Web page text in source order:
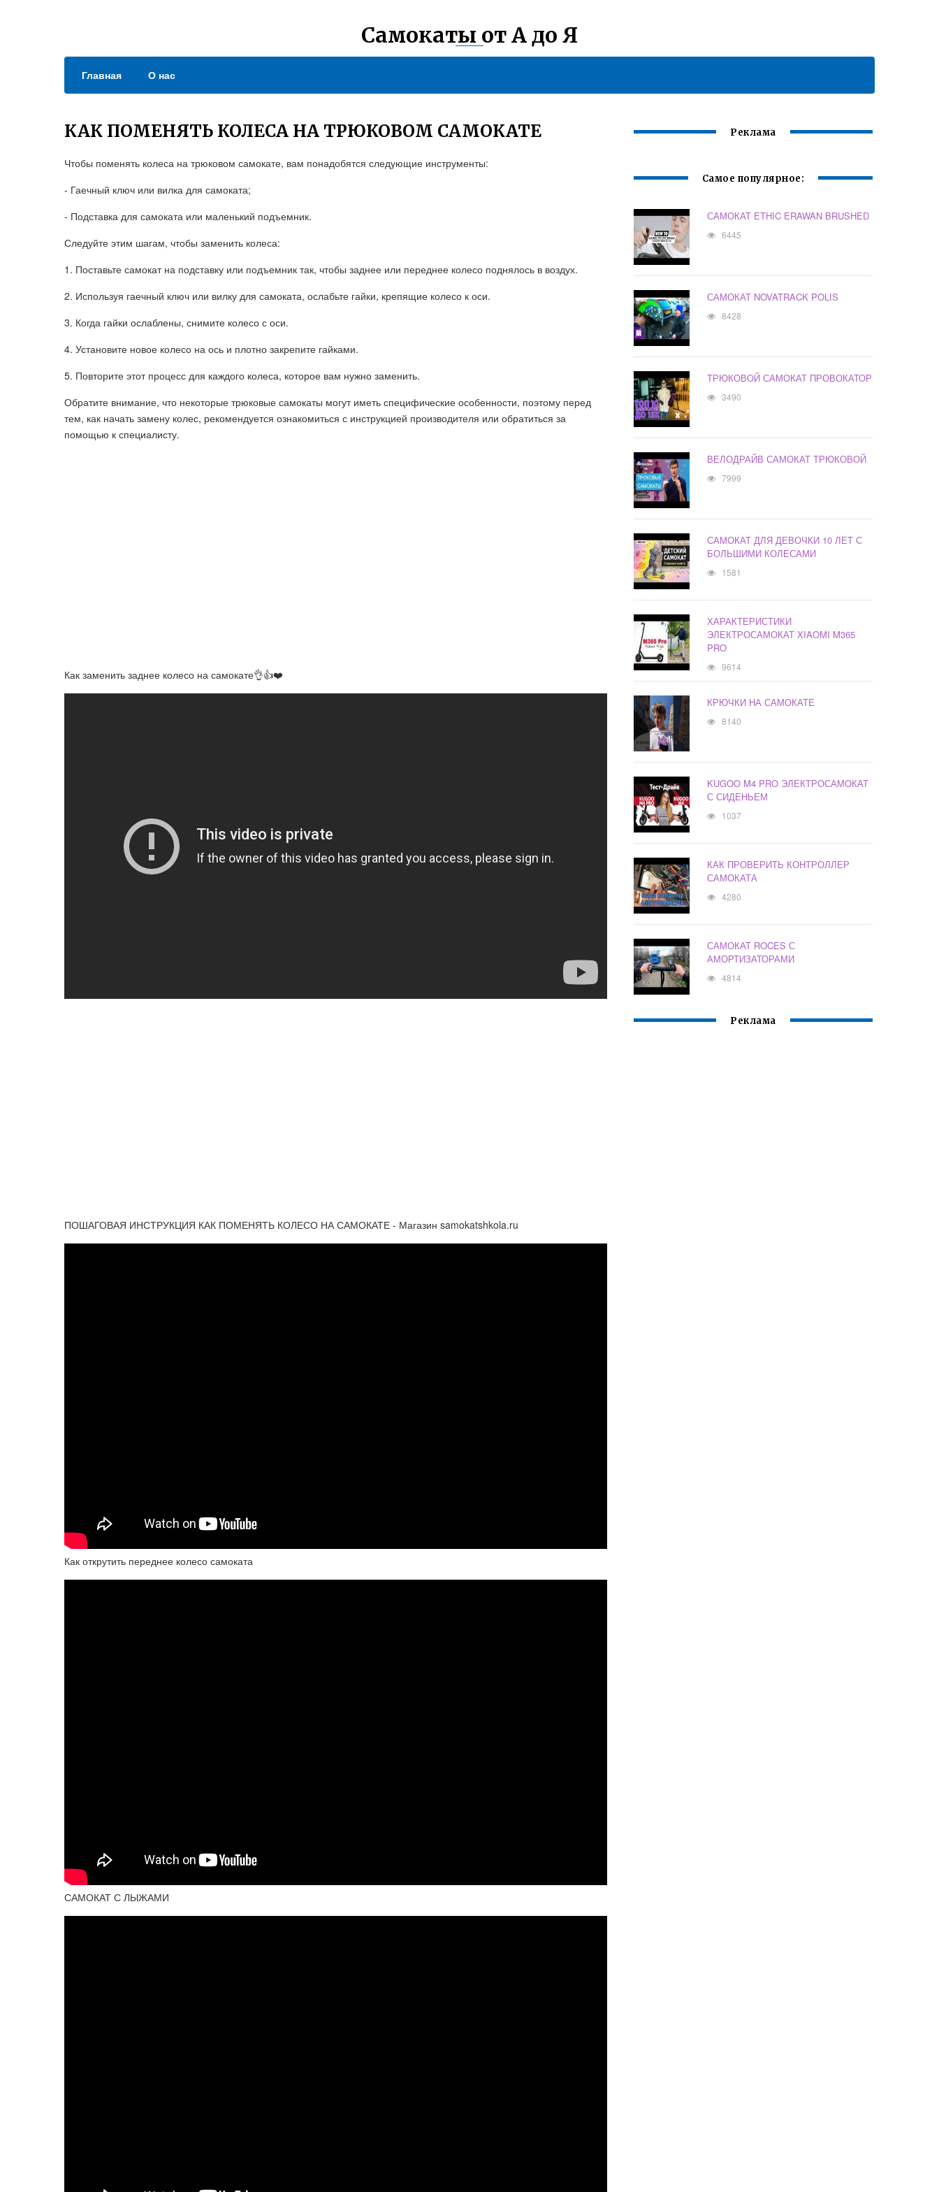
Самокаты от А до Я
Главная О нас
КАК ПОМЕНЯТЬ КОЛЕСА НА ТРЮКОВОМ САМОКАТЕ
Чтобы поменять колеса на трюковом самокате, вам понадобятся следующие инструменты:
- Гаечный ключ или вилка для самоката;
- Подставка для самоката или маленький подъемник.
Следуйте этим шагам, чтобы заменить колеса:
1. Поставьте самокат на подставку или подъемник так, чтобы заднее или переднее колесо поднялось в воздух.
2. Используя гаечный ключ или вилку для самоката, ослабьте гайки, крепящие колесо к оси.
3. Когда гайки ослаблены, снимите колесо с оси.
4. Установите новое колесо на ось и плотно закрепите гайками.
5. Повторите этот процесс для каждого колеса, которое вам нужно заменить.
Обратите внимание, что некоторые трюковые самокаты могут иметь специфические особенности, поэтому перед
тем, как начать замену колес, рекомендуется ознакомиться с инструкцией производителя или обратиться за
помощью к специалисту.
Как заменить заднее колесо на самокате👌👍❤️
ПОШАГОВАЯ ИНСТРУКЦИЯ КАК ПОМЕНЯТЬ КОЛЕСО НА САМОКАТЕ - Магазин samokatshkola.ru
Как открутить переднее колесо самоката
САМОКАТ С ЛЫЖАМИ
Реклама
Самое популярное:
САМОКАТ ETHIC ERAWAN BRUSHED
6445
САМОКАТ NOVATRACK POLIS
8428
ТРЮКОВОЙ САМОКАТ ПРОВОКАТОР
3490
ВЕЛОДРАЙВ САМОКАТ ТРЮКОВОЙ
7999
САМОКАТ ДЛЯ ДЕВОЧКИ 10 ЛЕТ С
БОЛЬШИМИ КОЛЕСАМИ
1581
ХАРАКТЕРИСТИКИ
ЭЛЕКТРОСАМОКАТ XIAOMI M365
PRO
9614
КРЮЧКИ НА САМОКАТЕ
8140
KUGOO M4 PRO ЭЛЕКТРОСАМОКАТ
С СИДЕНЬЕМ
1037
КАК ПРОВЕРИТЬ КОНТРОЛЛЕР
САМОКАТА
4280
САМОКАТ ROCES С
АМОРТИЗАТОРАМИ
4814
Реклама